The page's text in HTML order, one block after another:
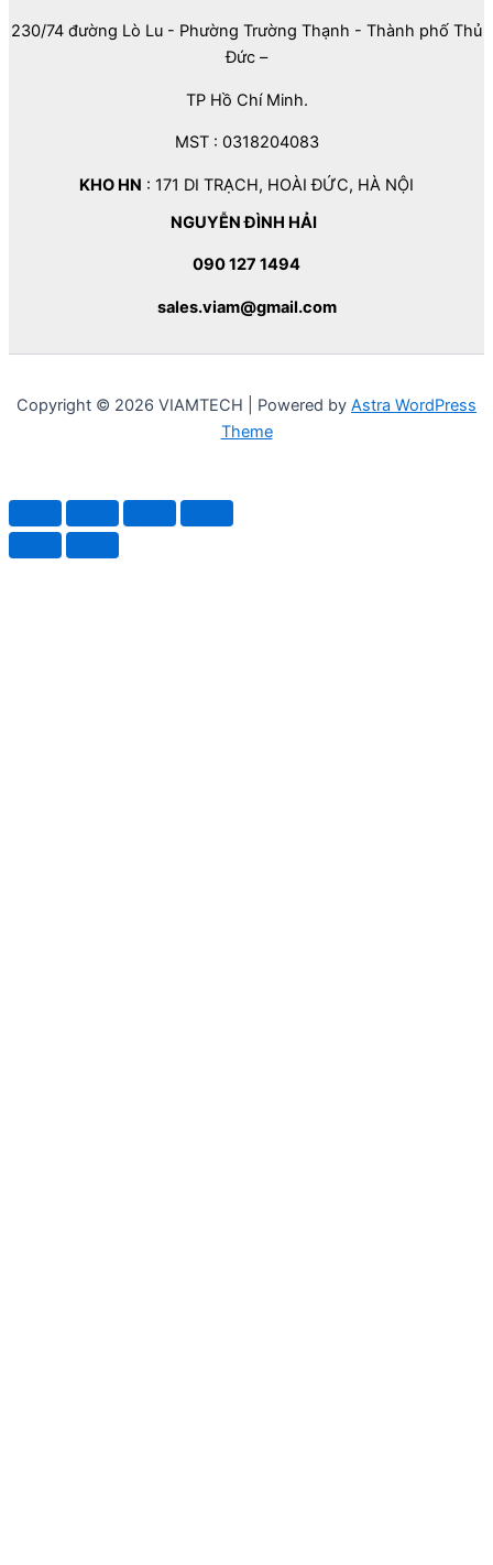
230/74 đường Lò Lu - Phường Trường Thạnh - Thành phố Thủ
Đức –
TP Hồ Chí Minh.
MST : 0318204083
KHO HN : 171 DI TRẠCH, HOÀI ĐỨC, HÀ NỘI
NGUYỄN ĐÌNH HẢI
090 127 1494
sales.viam@gmail.com
Copyright © 2026 VIAMTECH | Powered by Astra WordPress
Theme